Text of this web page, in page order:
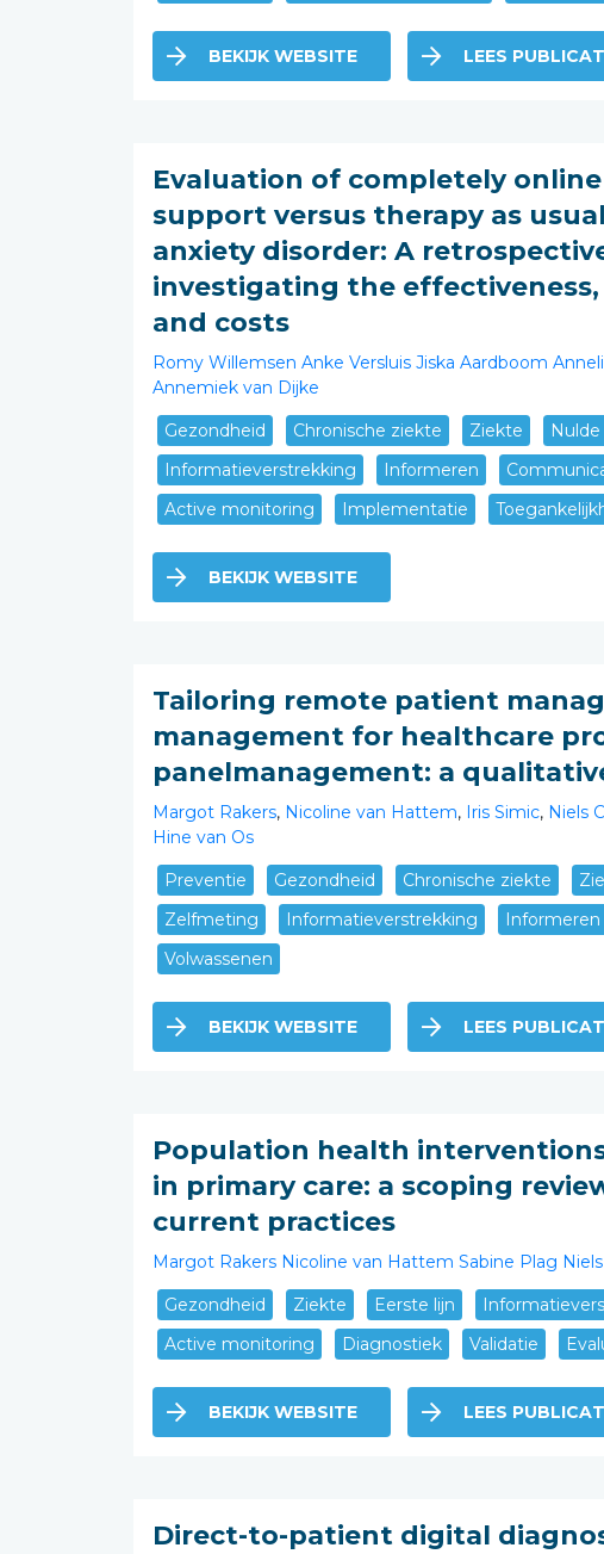
BEKIJK WEBSITE LEES
Evaluation of completely
support versus therapy as
anxiety disorder: A
investigating the
and costs
Romy Willemsen Anke Versluis Jiska Aardboom
Annemiek van Dijke
Gezondheid
Chronische ziekte Ziekte Nulde
Informatieverstrekking
Informeren
Active monitoring
Implementatie
BEKIJK WEBSITE
Tailoring remote patient
management for healthcare
panelmanagement: a
Margot Rakers, Nicoline van Hattem, Iris Simic, Niels
Hine van Os
Preventie
Gezondheid Chronische ziekte
Zelfmeting
Informatieverstrekking Informeren
Volwassenen
BEKIJK WEBSITE LEES
Population health
in primary care: a scoping
current practices
Margot Rakers Nicoline van Hattem Sabine Plag
Gezondheid
Ziekte Eerste lijn
Active monitoring
Diagnostiek Validatie
BEKIJK WEBSITE LEES
Direct-to-patient digital